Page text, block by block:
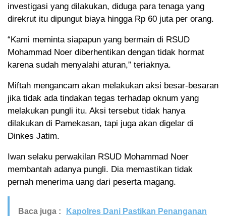
investigasi yang dilakukan, diduga para tenaga yang
direkrut itu dipungut biaya hingga Rp 60 juta per orang.
“Kami meminta siapapun yang bermain di RSUD
Mohammad Noer diberhentikan dengan tidak hormat
karena sudah menyalahi aturan,” teriaknya.
Miftah mengancam akan melakukan aksi besar-besaran
jika tidak ada tindakan tegas terhadap oknum yang
melakukan pungli itu. Aksi tersebut tidak hanya
dilakukan di Pamekasan, tapi juga akan digelar di
Dinkes Jatim.
Iwan selaku perwakilan RSUD Mohammad Noer
membantah adanya pungli. Dia memastikan tidak
pernah menerima uang dari peserta magang.
Baca juga :
Kapolres Dani Pastikan Penanganan